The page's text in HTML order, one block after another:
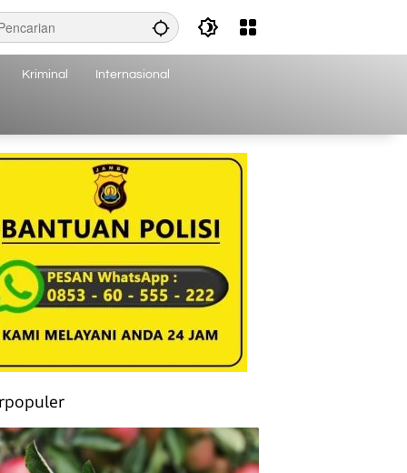
Kriminal Internasional